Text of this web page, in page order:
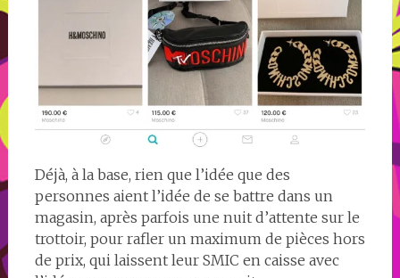
Déjà, à la base, rien que l’idée que des
personnes aient l’idée de se battre dans un
magasin, après parfois une nuit d’attente sur le
trottoir, pour rafler un maximum de pièces hors
de prix, qui laissent leur SMIC en caisse avec